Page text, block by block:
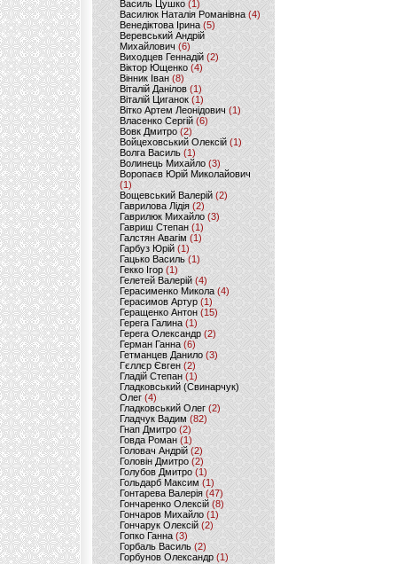
Василь Цушко (1)
Василюк Наталія Романівна (4)
Венедіктова Ірина(5)
Веревський Андрій
Михайлович (6)
Виходцев Геннадій (2)
Віктор Ющенко (4)
Вінник Іван (8)
Віталій Данілов (1)
Віталій Циганок (1)
Вітко Артем Леонідович(1)
Власенко Сергій (6)
Вовк Дмитро(2)
Войцеховський Олексій(1)
Волга Василь (1)
Волинець Михайло (3)
Воропаєв Юрій Миколайович
(1)
Вощевський Валерій(2)
Гаврилова Лідія (2)
Гаврилюк Михайло (3)
Гавриш Степан (1)
Галстян Авагім (1)
Гарбуз Юрій (1)
Гацько Василь (1)
Гекко Ігор(1)
Гелетей Валерій (4)
Герасименко Микола (4)
Герасимов Артур (1)
Геращенко Антон(15)
Герега Галина (1)
Герега Олександр (2)
Герман Ганна (6)
Гетманцев Данило (3)
Гєллєр Євген (2)
Гладій Степан(1)
Гладковський (Свинарчук)
Олег (4)
Гладковський Олег (2)
Гладчук Вадим (82)
Гнап Дмитро (2)
Говда Роман(1)
Головач Андрій (2)
Головін Дмитро (2)
Голубов Дмитро (1)
Гольдарб Максим(1)
Гонтарева Валерія (47)
Гончаренко Олексій(8)
Гончаров Михайло (1)
Гончарук Олексій (2)
Гопко Ганна (3)
Горбаль Василь (2)
Горбунов Олександр (1)